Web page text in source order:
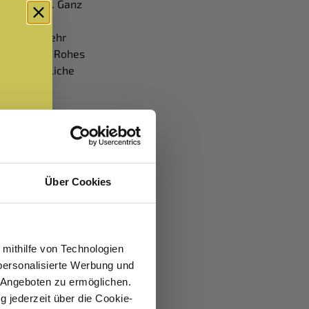
Über Cookies
von Technologien
Werbung und
zu ermöglichen.
jederzeit über die Cookie-
Wasser. Ganz
mehr
Rohes
zusätzliche
schwerer
und
ernährter
bei normaler
Aktivität